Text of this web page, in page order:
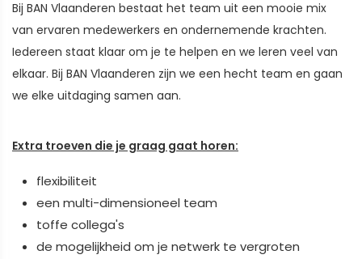
Bij BAN Vlaanderen bestaat het team uit een mooie mix
van ervaren medewerkers en ondernemende krachten.
Iedereen staat klaar om je te helpen en we leren veel van
elkaar. Bij BAN Vlaanderen zijn we een hecht team en gaan
we elke uitdaging samen aan.
Extra troeven die je graag gaat horen:
flexibiliteit
een multi-dimensioneel team
toffe collega's
de mogelijkheid om je netwerk te vergroten